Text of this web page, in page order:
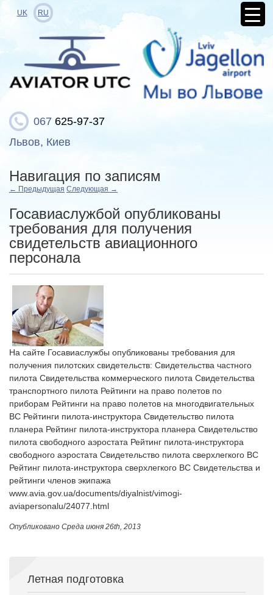
UK RU
067 625-97-37
Львов, Киев
Навигация по записям
← Предыдущая Следующая →
Госавиаслужбой опубликованы
требования для получения
свидетельств авиационного
персонала
На сайте Госавиаслужбы опубликованы требования для
получения пилотских свидетельств: Свидетельства частного
пилота Свидетельства коммерческого пилота Свидетельства
транспортного пилота Рейтинги на право полетов по
приборам Рейтинги на право полетов на многодвигательных
ВС Рейтинги пилота-инструктора Свидетельство пилота
планера Рейтинг пилота-инструктора планера Свидетельство
пилота свободного аэростата Рейтинг пилота-инструктора
свободного аэростата Свидетельство пилота сверхлегкого ВС
Рейтинг пилота-инструктора сверхлегкого ВС Свидетельства и
рейтинги членов экипажа
www.avia.gov.ua/documents/diyalnist/vimogi-
aviapersonalu/24077.html
Опубликовано Среда июня 26th, 2013
Летная подготовка